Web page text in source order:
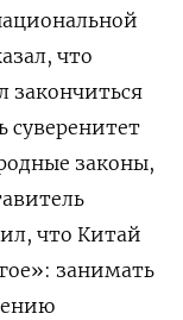
что
законы,
что Китай
занимать